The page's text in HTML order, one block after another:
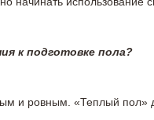
к подготовке пола?
и ровным. «Теплый пол»